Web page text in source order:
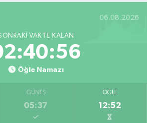
06.08.2026
VAKTE KALAN
Öğle Namazı
GÜNEŞ
05:37
ÖĞLE
12:52